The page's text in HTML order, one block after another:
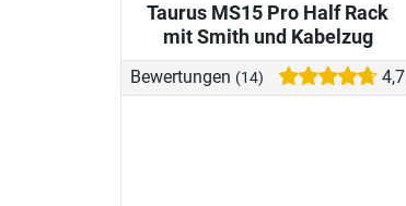
Taurus MS15 Pro Half Rack
mit Smith und Kabelzug
Bewertungen (14) 4,7